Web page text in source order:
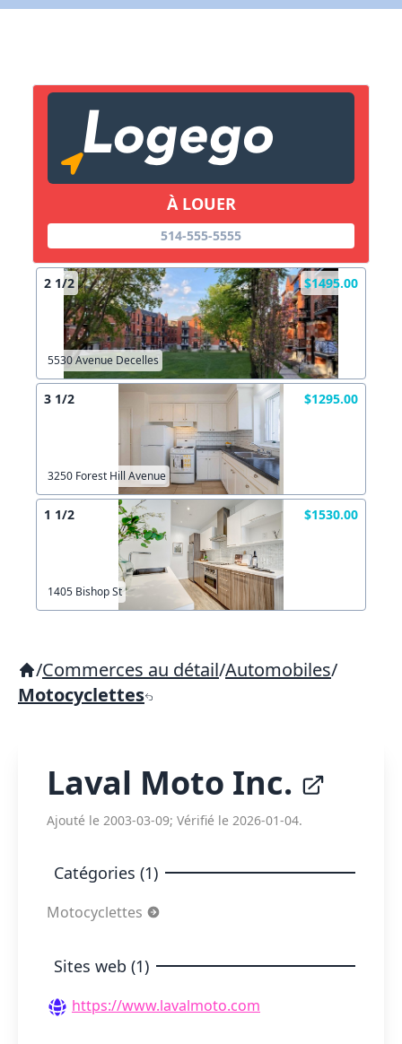
À LOUER
514-555-5555
2 1/2 $1495.00
5530 Avenue Decelles
3 1/2 $1295.00
3250 Forest Hill Avenue
1 1/2 $1530.00
1405 Bishop St
/Commerces au détail/Automobiles/
Motocyclettes
Laval Moto Inc.
Ajouté le 2003-03-09; Vérifié le 2026-01-04.
Catégories (1)
Motocyclettes
Sites web (1)
https://www.lavalmoto.com
Lien vers inscription (sera inclus dans courriel)
Copier lien
X Fermer Envoyez
X Fermer